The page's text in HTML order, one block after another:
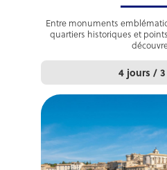
Entre monuments
quartiers historiques et
4 jours /